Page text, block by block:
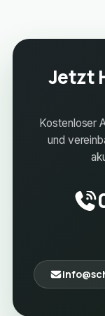
Jetzt
Kostenloser
und